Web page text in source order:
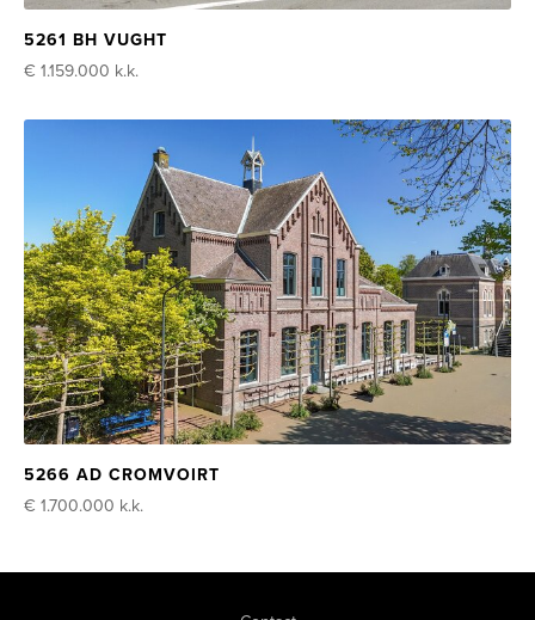
5261 BH VUGHT
€ 1.159.000 k.k.
5266 AD CROMVOIRT
€ 1.700.000 k.k.